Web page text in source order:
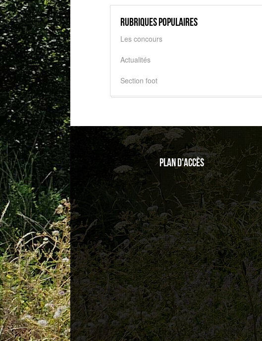
Rubriques populaires
Les concours
Actualités
Section foot
Plan d'accès